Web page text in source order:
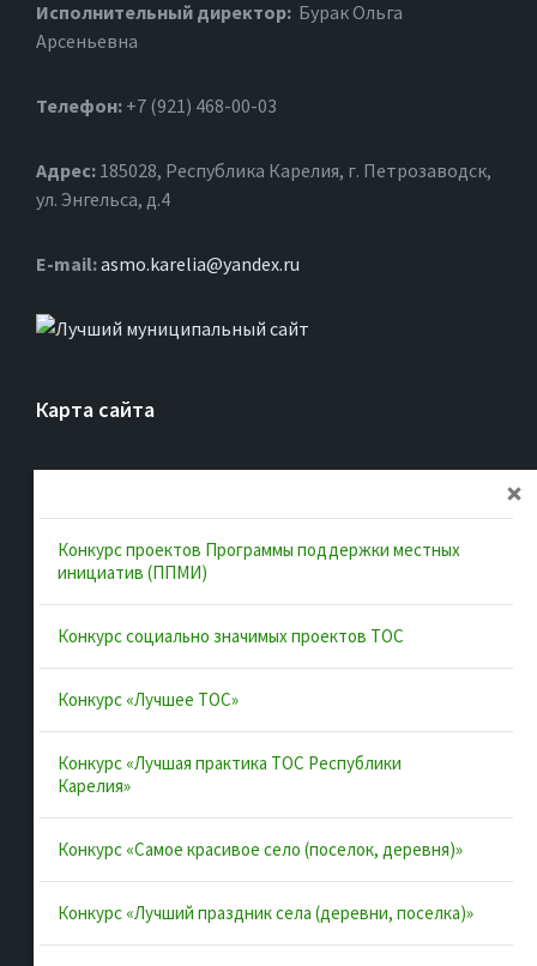
Исполнительный директор: Бурак Ольга
Арсеньевна
Телефон: +7 (921) 468-00-03
Адрес: 185028, Республика Карелия, г. Петрозаводск,
ул. Энгельса, д.4
Е-mail:asmo.karelia@yandex.ru
Карта сайта
Об ассоциации
Документы
Муниципальные образования
Конкурсы и лучшие практики
Контакты
Полезные ссылки
Интернет-портал Республики Карелия
Конкурс проектов Программы поддержки местных
инициатив (ППМИ)
Конкурс социально значимых проектов ТОС
Конкурс «Лучшее ТОС»
Конкурс «Лучшая практика ТОС Республики
Карелия»
Конкурс «Самое красивое село (поселок, деревня)»
Конкурс «Лучший праздник села (деревни, поселка)»